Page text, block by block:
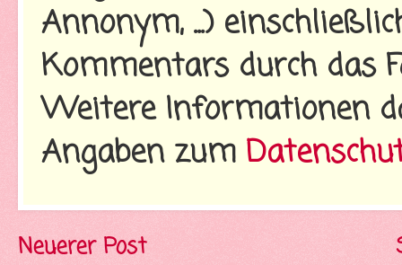
Annonym, ...)
Kommentars durch das
Weitere Informationen
Angaben zum
Neuerer Post